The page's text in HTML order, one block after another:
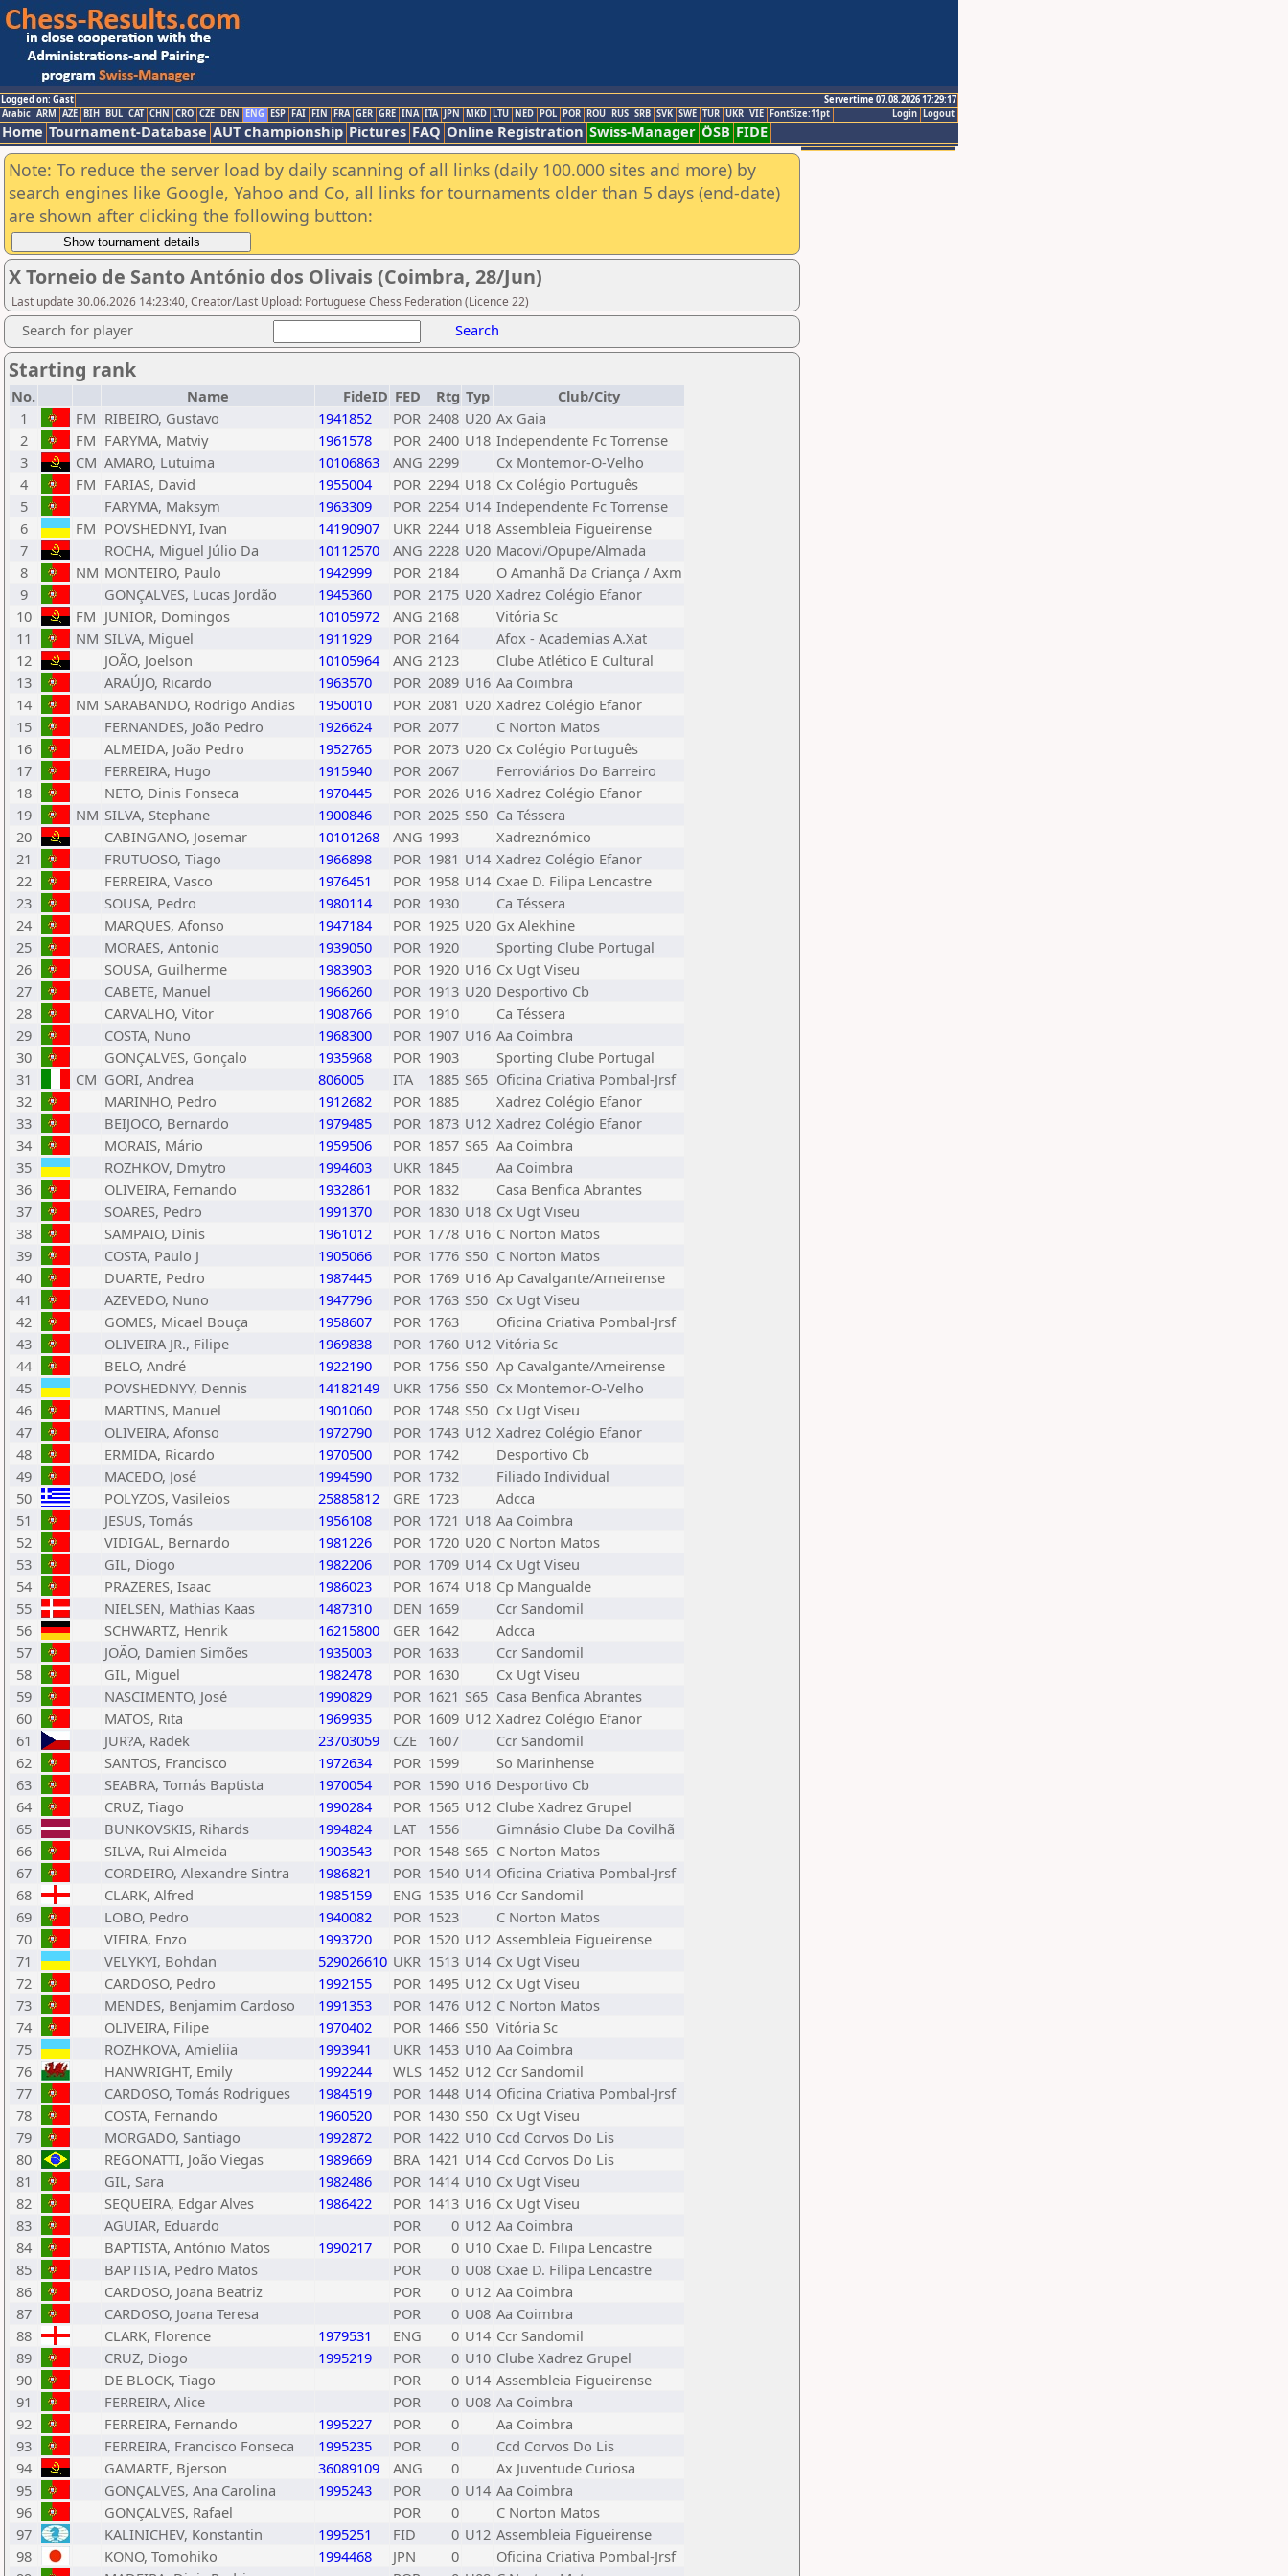
Logged on: Gast
Servertime 07.08.2026 17:29:17
Logout
Login
Arabic ARM AZE BIH BUL CAT CHN CRO CZE DEN ENG ESP FAI FIN FRA GER GRE INA ITA JPN MKD LTU NED POL POR ROU RUS SRB SVK SWE TUR UKR VIE FontSize:11pt
Home Tournament-Database AUT championship Pictures FAQ Online Registration Swiss-Manager ÖSB FIDE
Note: To reduce the server load by daily scanning of all links (daily 100.000 sites and more) by
search engines like Google, Yahoo and Co, all links for tournaments older than 5 days (end-date)
are shown after clicking the following button:
X Torneio de Santo António dos Olivais (Coimbra, 28/Jun)
Last update 30.06.2026 14:23:40, Creator/Last Upload: Portuguese Chess Federation (Licence 22)
Search for player Search
Starting rank
No. Name FideID FED Rtg Typ
Club/City
1
FM RIBEIRO, Gustavo 1941852 POR 2408 U20 Ax Gaia
2
FM FARYMA, Matviy 1961578 POR 2400 U18 Independente Fc Torrense
3
CM AMARO, Lutuima 10106863 ANG 2299
Cx Montemor-O-Velho
4
FM FARIAS, David 1955004 POR 2294 U18 Cx Colégio Português
5
FARYMA, Maksym 1963309 POR 2254 U14 Independente Fc Torrense
6
FM POVSHEDNYI, Ivan 14190907 UKR 2244 U18 Assembleia Figueirense
7
ROCHA, Miguel Júlio Da 10112570 ANG 2228 U20 Macovi/Opupe/Almada
8
NM MONTEIRO, Paulo 1942999 POR 2184
O Amanhã Da Criança / Axm
9
GONÇALVES, Lucas Jordão 1945360 POR 2175 U20 Xadrez Colégio Efanor
10
FM JUNIOR, Domingos 10105972 ANG 2168
Vitória Sc
11
NM SILVA, Miguel 1911929 POR 2164
Afox - Academias A.Xat
12
JOÃO, Joelson 10105964 ANG 2123
Clube Atlético E Cultural
13
ARAÚJO, Ricardo 1963570 POR 2089 U16 Aa Coimbra
14
NM SARABANDO, Rodrigo Andias 1950010 POR 2081 U20 Xadrez Colégio Efanor
15
FERNANDES, João Pedro 1926624 POR 2077
C Norton Matos
16
ALMEIDA, João Pedro 1952765 POR 2073 U20 Cx Colégio Português
17
FERREIRA, Hugo 1915940 POR 2067
Ferroviários Do Barreiro
18
NETO, Dinis Fonseca 1970445 POR 2026 U16 Xadrez Colégio Efanor
19
NM SILVA, Stephane 1900846 POR 2025 S50 Ca Téssera
20
CABINGANO, Josemar 10101268 ANG 1993
Xadreznómico
21
FRUTUOSO, Tiago 1966898 POR 1981 U14 Xadrez Colégio Efanor
22
FERREIRA, Vasco 1976451 POR 1958 U14 Cxae D. Filipa Lencastre
23
SOUSA, Pedro 1980114 POR 1930
Ca Téssera
24
MARQUES, Afonso 1947184 POR 1925 U20 Gx Alekhine
25
MORAES, Antonio 1939050 POR 1920
Sporting Clube Portugal
26
SOUSA, Guilherme 1983903 POR 1920 U16 Cx Ugt Viseu
27
CABETE, Manuel 1966260 POR 1913 U20 Desportivo Cb
28
CARVALHO, Vitor 1908766 POR 1910
Ca Téssera
29
COSTA, Nuno 1968300 POR 1907 U16 Aa Coimbra
30
GONÇALVES, Gonçalo 1935968 POR 1903
Sporting Clube Portugal
31
CM GORI, Andrea 806005 ITA 1885 S65 Oficina Criativa Pombal-Jrsf
32
MARINHO, Pedro 1912682 POR 1885
Xadrez Colégio Efanor
33
BEIJOCO, Bernardo 1979485 POR 1873 U12 Xadrez Colégio Efanor
34
MORAIS, Mário 1959506 POR 1857 S65 Aa Coimbra
35
ROZHKOV, Dmytro 1994603 UKR 1845
Aa Coimbra
36
OLIVEIRA, Fernando 1932861 POR 1832
Casa Benfica Abrantes
37
SOARES, Pedro 1991370 POR 1830 U18 Cx Ugt Viseu
38
SAMPAIO, Dinis 1961012 POR 1778 U16 C Norton Matos
39
COSTA, Paulo J 1905066 POR 1776 S50 C Norton Matos
40
DUARTE, Pedro 1987445 POR 1769 U16 Ap Cavalgante/Arneirense
41
AZEVEDO, Nuno 1947796 POR 1763 S50 Cx Ugt Viseu
42
GOMES, Micael Bouça 1958607 POR 1763
Oficina Criativa Pombal-Jrsf
43
OLIVEIRA JR., Filipe 1969838 POR 1760 U12 Vitória Sc
44
BELO, André 1922190 POR 1756 S50 Ap Cavalgante/Arneirense
45
POVSHEDNYY, Dennis 14182149 UKR 1756 S50 Cx Montemor-O-Velho
46
MARTINS, Manuel 1901060 POR 1748 S50 Cx Ugt Viseu
47
OLIVEIRA, Afonso 1972790 POR 1743 U12 Xadrez Colégio Efanor
48
ERMIDA, Ricardo 1970500 POR 1742
Desportivo Cb
49
MACEDO, José 1994590 POR 1732
Filiado Individual
50
POLYZOS, Vasileios 25885812 GRE 1723
Adcca
51
JESUS, Tomás 1956108 POR 1721 U18 Aa Coimbra
52
VIDIGAL, Bernardo 1981226 POR 1720 U20 C Norton Matos
53
GIL, Diogo 1982206 POR 1709 U14 Cx Ugt Viseu
54
PRAZERES, Isaac 1986023 POR 1674 U18 Cp Mangualde
55
NIELSEN, Mathias Kaas 1487310 DEN 1659
Ccr Sandomil
56
SCHWARTZ, Henrik 16215800 GER 1642
Adcca
57
JOÃO, Damien Simões 1935003 POR 1633
Ccr Sandomil
58
GIL, Miguel 1982478 POR 1630
Cx Ugt Viseu
59
NASCIMENTO, José 1990829 POR 1621 S65 Casa Benfica Abrantes
60
MATOS, Rita 1969935 POR 1609 U12 Xadrez Colégio Efanor
61
JUR?A, Radek 23703059 CZE 1607
Ccr Sandomil
62
SANTOS, Francisco 1972634 POR 1599
So Marinhense
63
SEABRA, Tomás Baptista 1970054 POR 1590 U16 Desportivo Cb
64
CRUZ, Tiago 1990284 POR 1565 U12 Clube Xadrez Grupel
65
BUNKOVSKIS, Rihards 1994824 LAT 1556
Gimnásio Clube Da Covilhã
66
SILVA, Rui Almeida 1903543 POR 1548 S65 C Norton Matos
67
CORDEIRO, Alexandre Sintra 1986821 POR 1540 U14 Oficina Criativa Pombal-Jrsf
68
CLARK, Alfred 1985159 ENG 1535 U16 Ccr Sandomil
69
LOBO, Pedro 1940082 POR 1523
C Norton Matos
70
VIEIRA, Enzo 1993720 POR 1520 U12 Assembleia Figueirense
71
VELYKYI, Bohdan 529026610 UKR 1513 U14 Cx Ugt Viseu
72
CARDOSO, Pedro 1992155 POR 1495 U12 Cx Ugt Viseu
73
MENDES, Benjamim Cardoso 1991353 POR 1476 U12 C Norton Matos
74
OLIVEIRA, Filipe 1970402 POR 1466 S50 Vitória Sc
75
ROZHKOVA, Amieliia 1993941 UKR 1453 U10 Aa Coimbra
76
HANWRIGHT, Emily 1992244 WLS 1452 U12 Ccr Sandomil
77
CARDOSO, Tomás Rodrigues 1984519 POR 1448 U14 Oficina Criativa Pombal-Jrsf
78
COSTA, Fernando 1960520 POR 1430 S50 Cx Ugt Viseu
79
MORGADO, Santiago 1992872 POR 1422 U10 Ccd Corvos Do Lis
80
REGONATTI, João Viegas 1989669 BRA 1421 U14 Ccd Corvos Do Lis
81
GIL, Sara 1982486 POR 1414 U10 Cx Ugt Viseu
82
SEQUEIRA, Edgar Alves 1986422 POR 1413 U16 Cx Ugt Viseu
83
AGUIAR, Eduardo POR 0 U12 Aa Coimbra
84
BAPTISTA, António Matos 1990217 POR 0 U10 Cxae D. Filipa Lencastre
85
BAPTISTA, Pedro Matos POR 0 U08 Cxae D. Filipa Lencastre
86
CARDOSO, Joana Beatriz POR 0 U12 Aa Coimbra
87
CARDOSO, Joana Teresa POR 0 U08 Aa Coimbra
88
CLARK, Florence 1979531 ENG 0 U14 Ccr Sandomil
89
CRUZ, Diogo 1995219 POR 0 U10 Clube Xadrez Grupel
90
DE BLOCK, Tiago POR 0 U14 Assembleia Figueirense
91
FERREIRA, Alice POR 0 U08 Aa Coimbra
92
FERREIRA, Fernando 1995227 POR 0
Aa Coimbra
93
FERREIRA, Francisco Fonseca 1995235 POR 0
Ccd Corvos Do Lis
94
GAMARTE, Bjerson 36089109 ANG 0
Ax Juventude Curiosa
95
GONÇALVES, Ana Carolina 1995243 POR 0 U14 Aa Coimbra
96
GONÇALVES, Rafael POR 0
C Norton Matos
97
KALINICHEV, Konstantin 1995251 FID 0 U12 Assembleia Figueirense
98
KONO, Tomohiko 1994468 JPN 0
Oficina Criativa Pombal-Jrsf